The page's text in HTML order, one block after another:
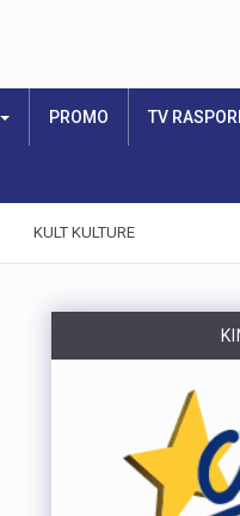
PROMO TV
KULT KULTURE